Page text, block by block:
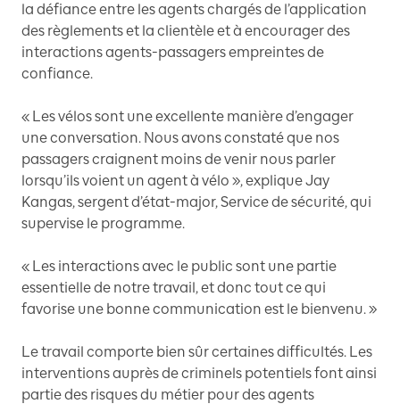
la défiance entre les agents chargés de l’application
des règlements et la clientèle et à encourager des
interactions agents-passagers empreintes de
confiance.
« Les vélos sont une excellente manière d’engager
une conversation. Nous avons constaté que nos
passagers craignent moins de venir nous parler
lorsqu’ils voient un agent à vélo », explique Jay
Kangas, sergent d’état-major, Service de sécurité, qui
supervise le programme.
« Les interactions avec le public sont une partie
essentielle de notre travail, et donc tout ce qui
favorise une bonne communication est le bienvenu. »
Le travail comporte bien sûr certaines difficultés. Les
interventions auprès de criminels potentiels font ainsi
partie des risques du métier pour des agents